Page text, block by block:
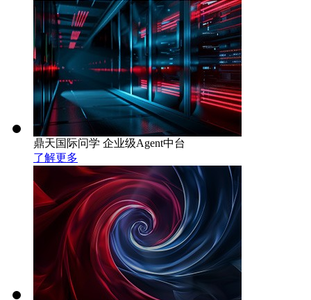
鼎天国际问学 企业级Agent中台
了解更多